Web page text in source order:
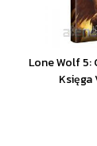
Lone Wolf 5:
Księga